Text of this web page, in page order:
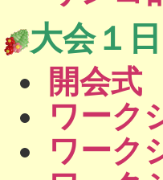
大会１
開会式
ワーク
ワーク